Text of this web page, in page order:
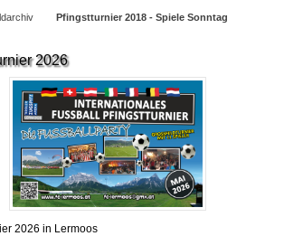
Pfingstturnier 2018 - Spiele Sonntag
2026
2026 in Lermoos